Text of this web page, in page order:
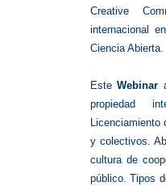
Creative
internacional
Ciencia Abierta.
EsteWebinar
propiedad
Licenciamiento
y colectivos.
cultura de
público. Tipos